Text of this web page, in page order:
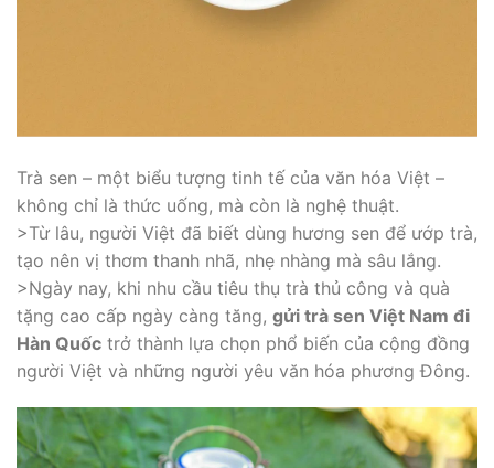
Trà sen – một biểu tượng tinh tế của văn hóa Việt –
không chỉ là thức uống, mà còn là nghệ thuật.
>Từ lâu, người Việt đã biết dùng hương sen để ướp trà,
tạo nên vị thơm thanh nhã, nhẹ nhàng mà sâu lắng.
>Ngày nay, khi nhu cầu tiêu thụ trà thủ công và quà
tặng cao cấp ngày càng tăng, gửi trà sen Việt Nam đi
Hàn Quốc trở thành lựa chọn phổ biến của cộng đồng
người Việt và những người yêu văn hóa phương Đông.